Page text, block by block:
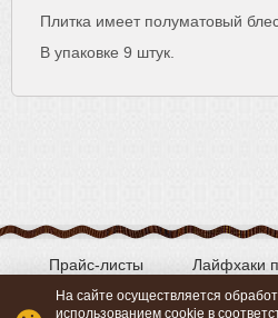
Плитка имеет полуматовый
В упаковке 9 штук.
Лайфхаки
Прайс-листы
На сайте осуществляется
использованием cookie в